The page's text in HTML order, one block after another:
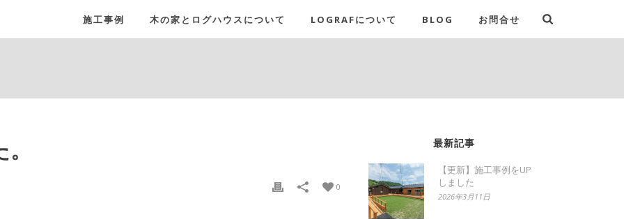
施工事例 木の家とログハウスについて LOGRAFについて BLOG お問合せ
0
最新記事
【更新】施工事例をUP
しました
2026年3月11日